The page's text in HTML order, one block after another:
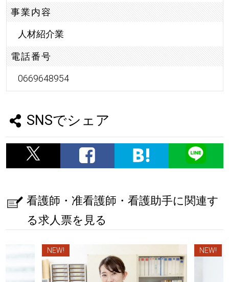
事業内容
人材紹介業
電話番号
0669648954
SNSでシェア
看護師・准看護師・看護助手に関連す
る求人票を見る
NEW! NEW!